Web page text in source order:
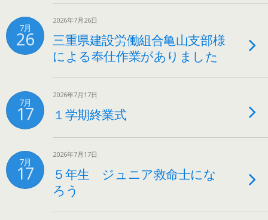
7月
26
2026年7月26日
三重県建設労働組合亀山支部様
による奉仕作業がありました
7月
17
2026年7月17日
１学期終業式
7月
17
2026年7月17日
５年生 ジュニア救命士にな
ろう